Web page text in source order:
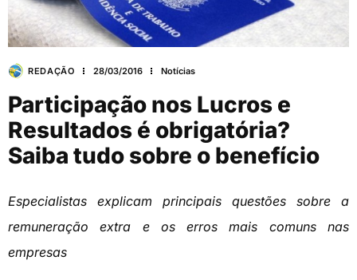
REDAÇÃO 28/03/2016 Notícias
Participação nos Lucros e
Resultados é obrigatória?
Saiba tudo sobre o benefício
Especialistas explicam principais questões sobre a
remuneração extra e os erros mais comuns nas
empresas